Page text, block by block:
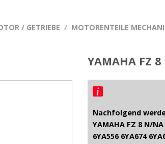
/ GETRIEBE / MOTORENTEILE
YAMAHA FZ
Nachfolgend
YAMAHA FZ 8 N/NA
6YA556 6YA674